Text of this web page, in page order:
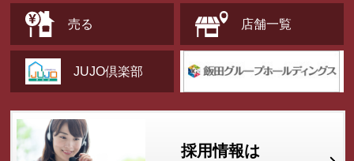
売る 店舗一覧
JUJO倶楽部
採用情報は